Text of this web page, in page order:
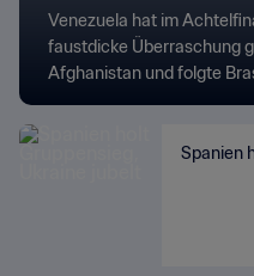
Venezuela hat im
faustdicke Überraschung
Afghanistan und folgte
Spanien